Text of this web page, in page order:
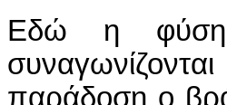
Εδώ η φύση
παράδοση ο